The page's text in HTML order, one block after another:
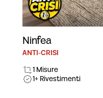
Ninfea
ANTI-CRISI
1 Misure
1+ Rivestimenti